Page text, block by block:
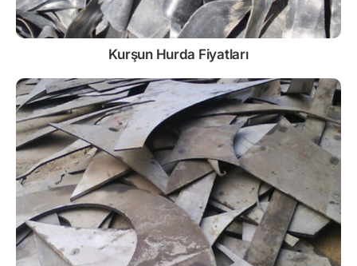
Kurşun Hurda Fiyatları